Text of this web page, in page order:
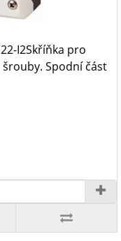
I2Skříňka pro
Spodní část